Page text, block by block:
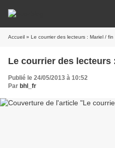
Accueil » Le courrier des lecteurs : Mariel / fin
Le courrier des lecteurs
Publié le 24/05/2013 à 10:52
Par bhl_fr